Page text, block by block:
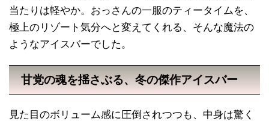
当たりは軽やか。おっさんの一服のティータイムを、
極上のリゾート気分へと変えてくれる、そんな魔法の
ようなアイスバーでした。
甘党の魂を揺さぶる、冬の傑作アイスバー
見た目のボリューム感に圧倒されつつも、中身は驚く